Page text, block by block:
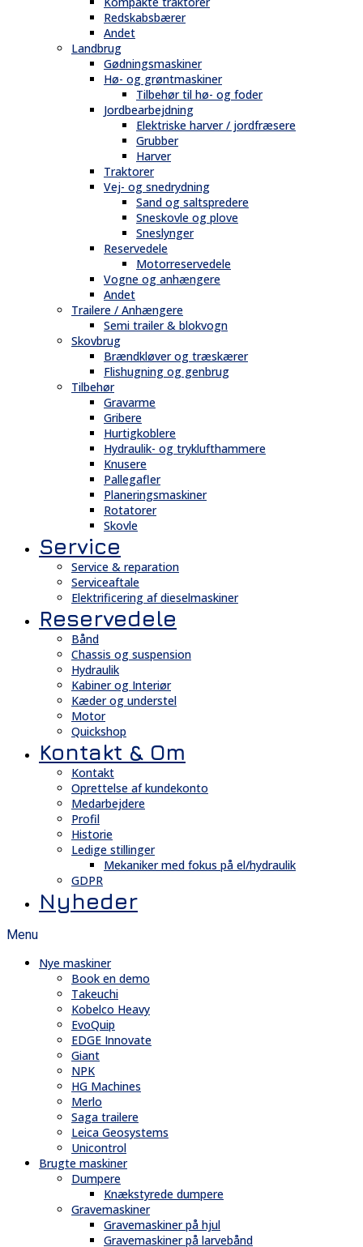
Redskabsbærer
Andet
Landbrug
Gødningsmaskiner
Hø- og grøntmaskiner
Tilbehør til hø- og foder
Jordbearbejdning
Elektriske harver / jordfræsere
Grubber
Harver
Traktorer
Vej- og snedrydning
Sand og saltspredere
Sneskovle og plove
Sneslynger
Reservedele
Motorreservedele
Vogne og anhængere
Andet
Trailere / Anhængere
Semi trailer & blokvogn
Skovbrug
Brændkløver og træskærer
Flishugning og genbrug
Tilbehør
Gravarme
Gribere
Hurtigkoblere
Hydraulik- og tryklufthammere
Knusere
Pallegafler
Planeringsmaskiner
Rotatorer
Skovle
Service
Service & reparation
Serviceaftale
Elektrificering af dieselmaskiner
Reservedele
Bånd
Chassis og suspension
Hydraulik
Kabiner og Interiør
Kæder og understel
Motor
Quickshop
Kontakt & Om
Kontakt
Oprettelse af kundekonto
Medarbejdere
Profil
Historie
Ledige stillinger
Mekaniker med fokus på el/hydraulik
GDPR
Nyheder
Menu
Nye maskiner
Book en demo
Takeuchi
Kobelco Heavy
EvoQuip
EDGE Innovate
Giant
NPK
HG Machines
Merlo
Saga trailere
Leica Geosystems
Unicontrol
Brugte maskiner
Dumpere
Knækstyrede dumpere
Gravemaskiner
Gravemaskiner på hjul
Gravemaskiner på larvebånd